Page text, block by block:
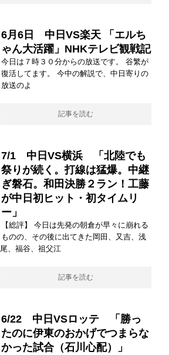
6月6日 中日VS楽天 「エルち
ゃん大活躍」NHKテレビ観戦記
今日は７時３０分からの放送です。 谷繁が
復活してます。 今中の解説で、中日寄りの
放送のよ
記事を読む
7/1 中日VS横浜 「北陸でも
祭りが続く。打線は猛爆。中継
ぎ磐石。和田決勝２ラン！工藤
が中日初ヒット・初タイムリ
ー」
【総評】 今日は先発の朝倉が早々に崩れる
ものの、その後に出てきた岡田、又吉、浅
尾、福谷、祖父江
記事を読む
6/22 中日VSロッテ 「勝っ
たのに伊東のおかげでつまらな
かった試合（石川心配）」